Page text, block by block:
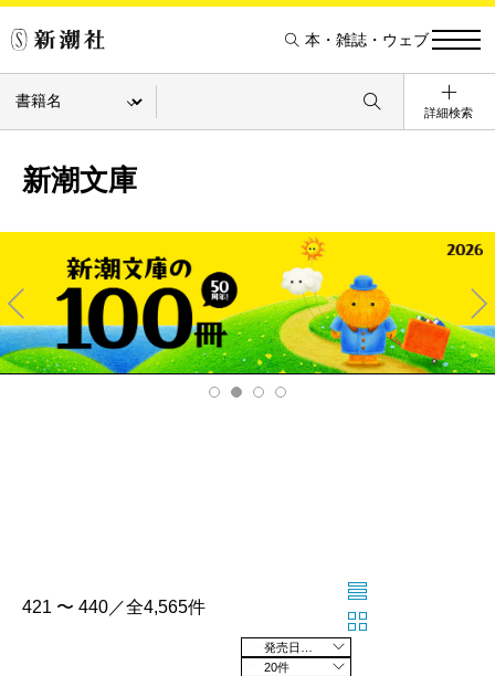
本・雑誌・ウェブ
詳細検索
新潮文庫
Pre
v
Ne
xt
421 〜 440／全4,565件
20件